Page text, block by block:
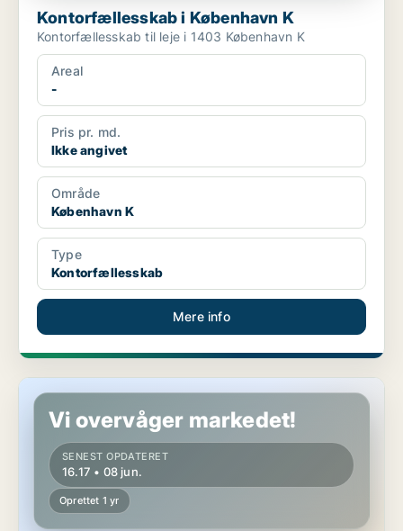
Kontorfællesskab i København K
Kontorfællesskab til leje i 1403 København K
Areal
-
Pris pr. md.
Ikke angivet
Område
København K
Type
Kontorfællesskab
Mere info
Kontorfællesskab i København K
Vi overvåger markedet!
SENEST OPDATERET
16.17 • 08 jun.
Oprettet 1 yr